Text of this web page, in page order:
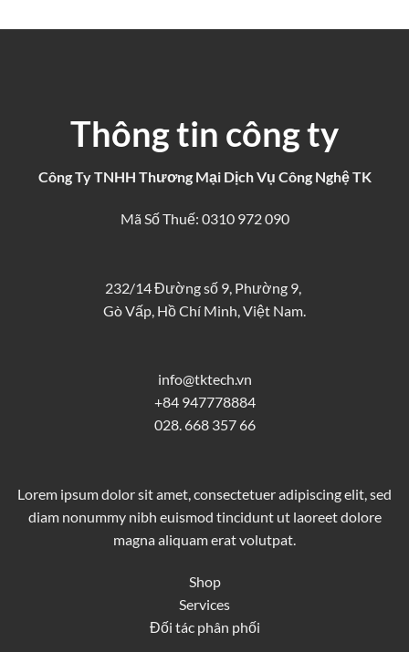
Thông tin công ty
Công Ty TNHH Thương Mại Dịch Vụ Công Nghệ TK
Mã Số Thuế: 0310 972 090
232/14 Đường số 9, Phường 9,
Gò Vấp, Hồ Chí Minh, Việt Nam.
info@tktech.vn
+84 947778884
028. 668 357 66
Lorem ipsum dolor sit amet, consectetuer adipiscing elit, sed
diam nonummy nibh euismod tincidunt ut laoreet dolore
magna aliquam erat volutpat.
Shop
Services
Đối tác phân phối